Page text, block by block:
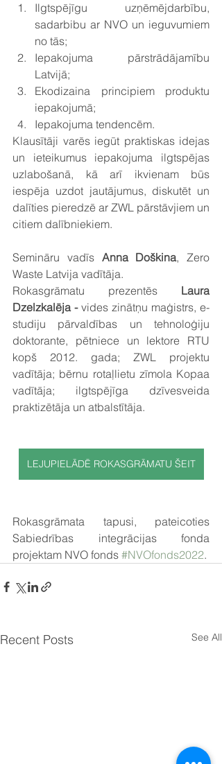
Ilgtspējīgu uzņēmējdarbību,
sadarbibu ar NVO un ieguvumiem
no tās;
Iepakojuma pārstrādājamību
Latvijā;
Ekodizaina principiem produktu
iepakojumā;
Iepakojuma tendencēm.
Klausītāji varēs iegūt praktiskas idejas
un ieteikumus iepakojuma ilgtspējas
uzlabošanā, kā arī ikvienam būs
iespēja uzdot jautājumus, diskutēt un
dalīties pieredzē ar ZWL pārstāvjiem un
citiem dalībniekiem.
Semināru vadīs Anna Doškina, Zero
Waste Latvija vadītāja.
Rokasgrāmatu prezentēs Laura
Dzelzkalēja - vides zinātņu maģistrs, e-
studiju pārvaldības un tehnoloģiju
doktorante, pētniece un lektore RTU
kopš 2012. gada; ZWL projektu
vadītāja; bērnu rotaļlietu zīmola Kopaa
vadītāja; ilgtspējīga dzīvesveida
praktizētāja un atbalstītāja.
LEJUPIELĀDĒ ROKASGRĀMATU ŠEIT
Rokasgrāmata tapusi, pateicoties
Sabiedrības integrācijas fonda
projektam NVO fonds #NVOfonds2022.
Recent Posts See All